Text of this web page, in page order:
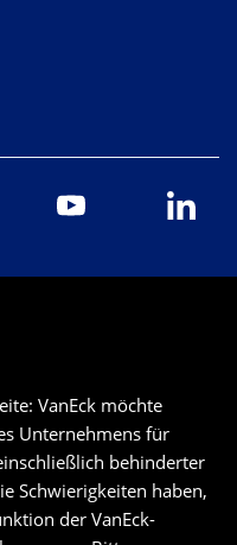
VanEck möchte
Unternehmens für
behinderter
Schwierigkeiten haben,
der VanEck-